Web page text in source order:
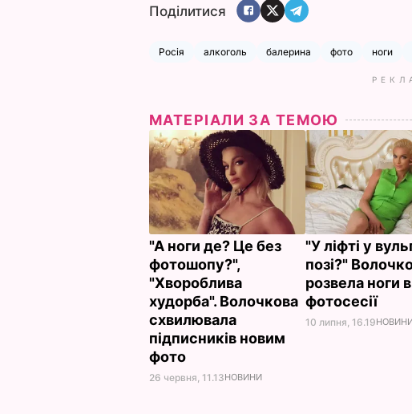
Поділитися
Росія алкоголь балерина фото ноги
МАТЕРІАЛИ ЗА ТЕМОЮ
"А ноги де? Це без
фотошопу?",
"Хвороблива
худорба". Волочкова
схвилювала
підписників новим
фото
26 червня, 11.13НОВИНИ
"У ліфті у
позі?"
розвела ноги
фотосесії
10 липня, 16.19